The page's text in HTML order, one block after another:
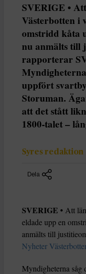
SVERIGE •
Västerbotten i
omstridd kåta
nu anmälts till
rapporterar
uppfört
Storuman.
att det stått
1800-talet –
Syres redaktion
Dela
SVERIGE • Att
eldade upp en
anmälts till
Nyheter
Myndigheterna såg